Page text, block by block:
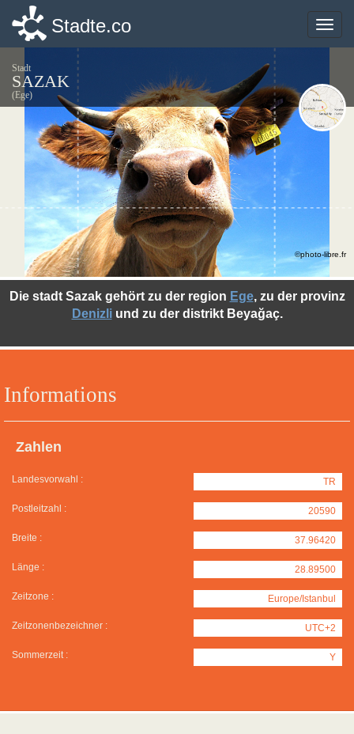
Toggle
Stadte.co
Stadt
SAZAK
(Ege)
Informations
Zahlen
Landesvorwahl : TR
Postleitzahl : 20590
Breite : 37.96420
Länge : 28.89500
Zeitzone : Europe/Istanbul
Zeitzonenbezeichner : UTC+2
Sommerzeit : Y
Die stadt Sazak gehört zu der region Ege, zu der provinz
Denizliund zu der distrikt Beyağaç.
©photo-libre.fr
Toggle
Stadte.co